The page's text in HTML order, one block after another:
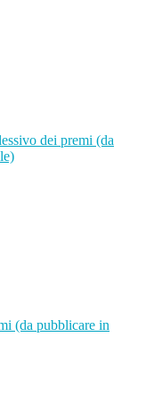
dei premi (da
(da pubblicare in